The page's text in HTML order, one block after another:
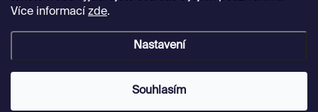
Více informací zde.
Nastavení
Souhlasím
Copyright 2026Kunsthalle Praha Design Shop. Všechna práva
vyhrazena.